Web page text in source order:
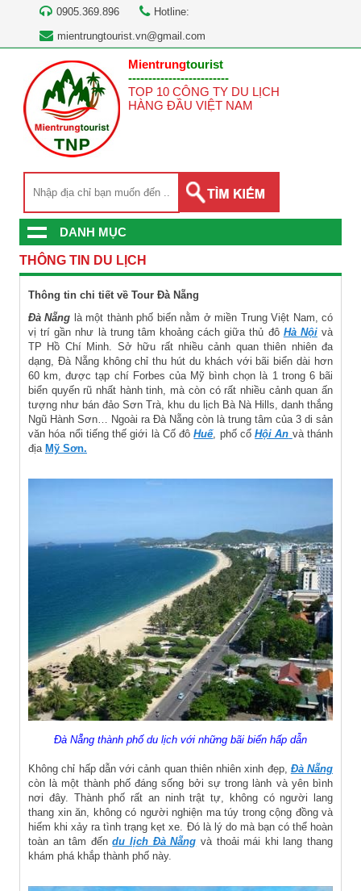
0905.369.896
Hotline:
mientrungtourist.vn@gmail.com
Mientrungtourist
-------------------------
TOP 10 CÔNG TY DU LỊCH
HÀNG ĐẦU VIỆT NAM
DANH MỤC
THÔNG TIN DU LỊCH
Thông tin chi tiết về Tour Đà Nẵng
Đà Nẵng là một thành phố biển nằm ở miền Trung Việt Nam, có
vị trí gần như là trung tâm khoảng cách giữa thủ đô Hà Nộivà
TP Hồ Chí Minh. Sở hữu rất nhiều cảnh quan thiên nhiên đa
dạng, Đà Nẵng không chỉ thu hút du khách với bãi biển dài hơn
60 km, được tạp chí Forbes của Mỹ bình chọn là 1 trong 6 bãi
biển quyến rũ nhất hành tinh, mà còn có rất nhiều cảnh quan ấn
tượng như bán đảo Sơn Trà, khu du lịch Bà Nà Hills, danh thắng
Ngũ Hành Sơn… Ngoài ra Đà Nẵng còn là trung tâm của 3 di sản
văn hóa nổi tiếng thế giới là Cố đôHuế, phố cổHội An và thánh
địa Mỹ Sơn.
Đà Nẵng thành phố du lịch với những bãi biển hấp dẫn
Không chỉ hấp dẫn với cảnh quan thiên nhiên xinh đẹp, Đà Nẵng
còn là một thành phố đáng sống bởi sự trong lành và yên bình
nơi đây. Thành phố rất an ninh trật tự, không có người lang
thang xin ăn, không có người nghiện ma túy trong cộng đồng và
hiếm khi xảy ra tình trạng kẹt xe. Đó là lý do mà bạn có thể hoàn
toàn an tâm đếndu lịch Đà Nẵng và thoải mái khi lang thang
khám phá khắp thành phố này.